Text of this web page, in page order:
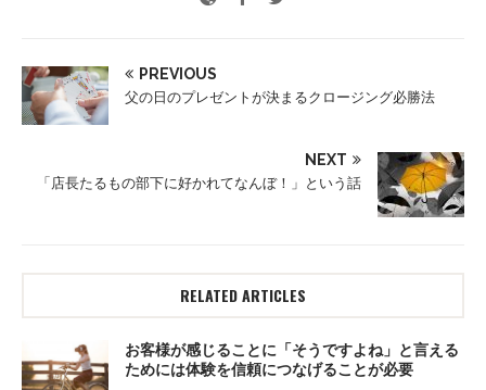
PREVIOUS
父の日のプレゼントが決まるクロージング必勝法
NEXT
「店長たるもの部下に好かれてなんぼ！」という話
RELATED ARTICLES
お客様が感じることに「そうですよね」と言える
ためには体験を信頼につなげることが必要